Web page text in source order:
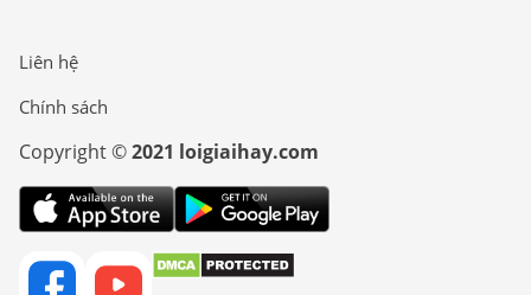
Liên hệ
Chính sách
Copyright ©2021 loigiaihay.com